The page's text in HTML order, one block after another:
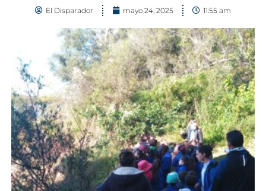
El Disparador mayo 24, 2025 11:55 am